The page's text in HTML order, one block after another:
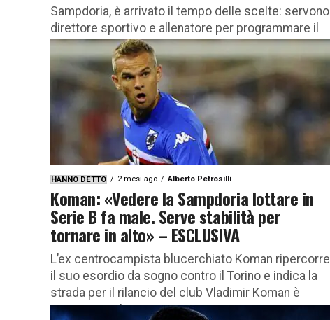
Sampdoria, è arrivato il tempo delle scelte: servono
direttore sportivo e allenatore per programmare il
futuro! L’urgenza di una decisione immediata Il
tempo comincia a stringere...
HANNO DETTO 2 mesi ago Alberto Petrosilli
Koman: «Vedere la Sampdoria lottare in
Serie B fa male. Serve stabilità per
tornare in alto» – ESCLUSIVA
L’ex centrocampista blucerchiato Koman ripercorre
il suo esordio da sogno contro il Torino e indica la
strada per il rilancio del club Vladimir Koman è
cresciuto nel...